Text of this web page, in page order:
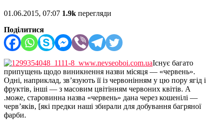
01.06.2015, 07:07 1.9k перегляди
Поділитися
Існує багато
припущень щодо виникнення назви місяця — «червень».
Одні, наприклад, зв’язують її із червонінням у цю пору ягід і
фруктів, інші — з масовим цвітінням червоних квітів. А
.може, старовинна назва «червень» дана через кошенілі —
черв’яків, [які предки наші збирали для добування багряної
фарби.